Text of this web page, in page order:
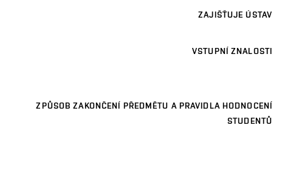
ZAJIŠŤUJE ÚSTAV
VSTUPNÍ ZNALOSTI
ZPŮSOB ZAKONČENÍ PŘEDMĚTU A PRAVIDLA HODNOCENÍ
STUDENTŮ